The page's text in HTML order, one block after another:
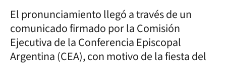
El pronunciamiento llegó a través de un
comunicado firmado por la Comisión
Ejecutiva de la Conferencia Episcopal
Argentina (CEA), con motivo de la fiesta del